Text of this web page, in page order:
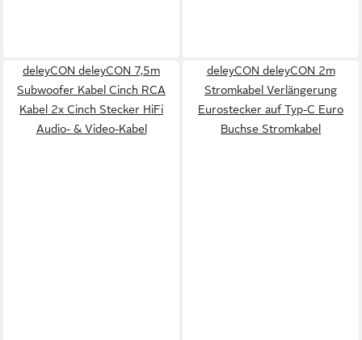
deleyCON deleyCON 7,5m
Subwoofer Kabel Cinch RCA
Kabel 2x Cinch Stecker HiFi
Audio- & Video-Kabel
deleyCON deleyCON 2m
Stromkabel Verlängerung
Eurostecker auf Typ-C Euro
Buchse Stromkabel